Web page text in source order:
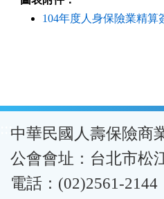
104年度人身保險業精
:::中華民國人壽保險商
公會會址：台北市松
電話：(02)2561-2144